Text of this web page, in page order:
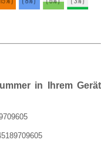
in Ihrem Gerät